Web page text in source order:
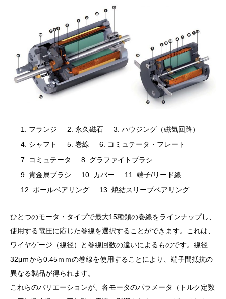
フランジ 永久磁石
ハウジング（磁気回路）
シャフト
巻線
コミュテータ・フレート
コミュテータ
グラファイトブラシ
貴金属ブラシ
カバー
端子/リード線
ボールベアリング
焼結スリーブベアリング
ひとつのモータ・タイプで最大15種類の巻線をラインナップし、
使用する電圧に応じた巻線を選択することができます。これは、
ワイヤゲージ（線径）と巻線回数の違いによるものです。線径
32μｍから0.45ｍｍの巻線を使用することにより、端子間抵抗の
異なる製品が得られます。
これらのバリエーションが、各モータのパラメータ（トルク定数